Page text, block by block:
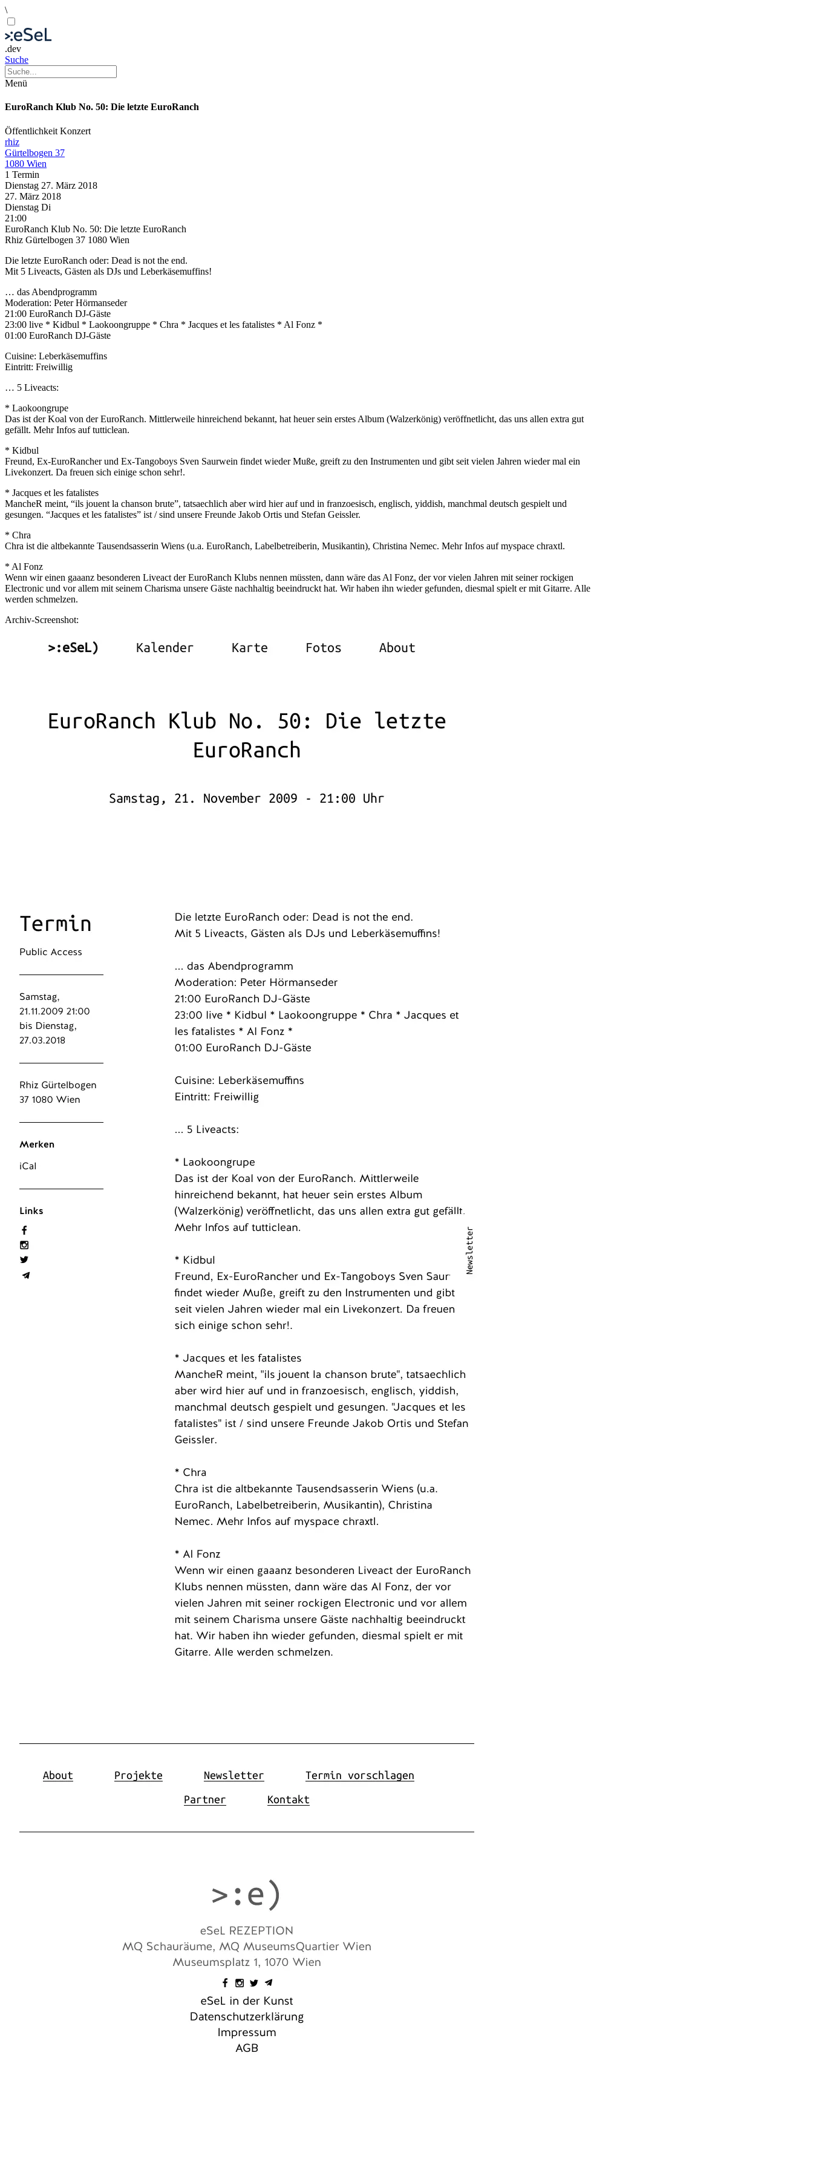
\
.dev
Suche
Menü
EuroRanch Klub No. 50: Die letzte EuroRanch
Öffentlichkeit Konzert
rhiz
Gürtelbogen 37
1080 Wien
1 Termin
Dienstag 27. März 2018
27. März 2018
Dienstag Di
21:00
EuroRanch Klub No. 50: Die letzte EuroRanch
Rhiz Gürtelbogen 37 1080 Wien
Die letzte EuroRanch oder: Dead is not the end.
Mit 5 Liveacts, Gästen als DJs und Leberkäsemuffins!
… das Abendprogramm
Moderation: Peter Hörmanseder
21:00 EuroRanch DJ-Gäste
23:00 live * Kidbul * Laokoongruppe * Chra * Jacques et les fatalistes * Al Fonz *
01:00 EuroRanch DJ-Gäste
Cuisine: Leberkäsemuffins
Eintritt: Freiwillig
… 5 Liveacts:
* Laokoongrupe
Das ist der Koal von der EuroRanch. Mittlerweile hinreichend bekannt, hat heuer sein erstes Album (Walzerkönig) veröffnetlicht, das uns allen extra gut
gefällt. Mehr Infos auf tutticlean.
* Kidbul
Freund, Ex-EuroRancher und Ex-Tangoboys Sven Saurwein findet wieder Muße, greift zu den Instrumenten und gibt seit vielen Jahren wieder mal ein
Livekonzert. Da freuen sich einige schon sehr!.
* Jacques et les fatalistes
MancheR meint, “ils jouent la chanson brute”, tatsaechlich aber wird hier auf und in franzoesisch, englisch, yiddish, manchmal deutsch gespielt und
gesungen. “Jacques et les fatalistes” ist / sind unsere Freunde Jakob Ortis und Stefan Geissler.
* Chra
Chra ist die altbekannte Tausendsasserin Wiens (u.a. EuroRanch, Labelbetreiberin, Musikantin), Christina Nemec. Mehr Infos auf myspace chraxtl.
* Al Fonz
Wenn wir einen gaaanz besonderen Liveact der EuroRanch Klubs nennen müssten, dann wäre das Al Fonz, der vor vielen Jahren mit seiner rockigen
Electronic und vor allem mit seinem Charisma unsere Gäste nachhaltig beeindruckt hat. Wir haben ihn wieder gefunden, diesmal spielt er mit Gitarre. Alle
werden schmelzen.
Archiv-Screenshot: